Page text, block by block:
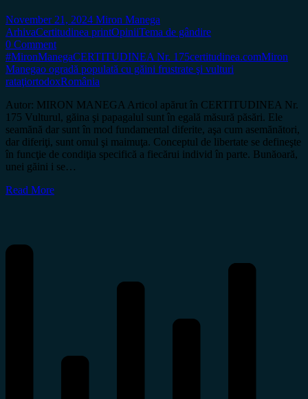
November 21, 2024 Miron Manega
ArhivaCertitudinea printOpiniiTema de gândire
0 Comment
#MironManegaCERTITUDINEA Nr. 175certitudinea.comMiron
Manegao ogradă populată cu găini frustrate şi vulturi
rataţiortodoxRomânia
Autor: MIRON MANEGA Articol apărut în CERTITUDINEA Nr.
175 Vulturul, găina şi papagalul sunt în egală măsură păsări. Ele
seamănă dar sunt în mod fundamental diferite, aşa cum asemănători,
dar diferiţi, sunt omul şi maimuţa. Conceptul de libertate se defineşte
în funcţie de condiţia specifică a fiecărui individ în parte. Bunăoară,
unei găini i se…
Read More